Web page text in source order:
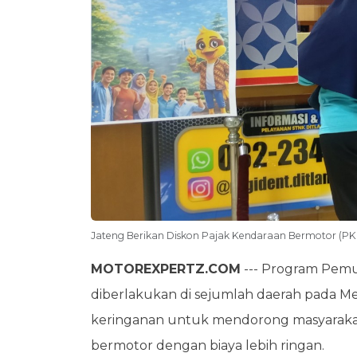
Jateng Berikan Diskon Pajak Kendaraan Bermotor
MOTOREXPERTZ.COM --- Program
diberlakukan di sejumlah daerah pada
keringanan untuk mendorong
bermotor dengan biaya lebih ringan.